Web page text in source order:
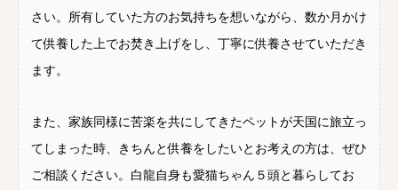
さい。所有していた方のお気持ちを想いながら、数か月かけ
て供養した上でお焚き上げをし、丁寧に供養させていただき
ます。
また、家族同様に苦楽を共にしてきたペットが天国に旅立っ
てしまった時、きちんと供養をしたいとお考えの方は、ぜひ
ご相談ください。白龍自身も愛猫ちゃん５頭と暮らしてお